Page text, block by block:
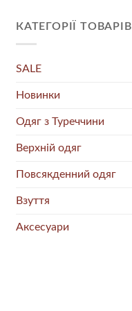
КАТЕГОРІЇ ТОВАРІВ
SALE
Новинки
Одяг з Туреччини
Верхній одяг
Повсякденний одяг
Взуття
Аксесуари